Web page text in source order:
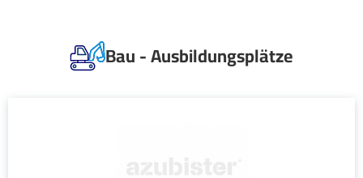
Bau - Ausbildungsplätze